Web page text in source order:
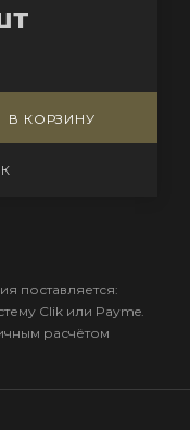
В КОРЗИНУ
поставляется:
Clik или Payme.
расчётом